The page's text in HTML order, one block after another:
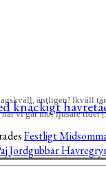
äntligen! Ikväll
när vi går mot ljusare tider
knäckigt
Festligt
Jordgubbar